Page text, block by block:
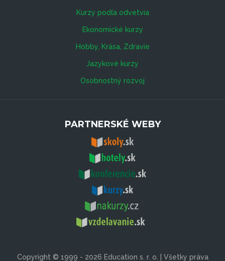
Kurzy podľa odvetvia
Ekonomické kurzy
Hobby, Krása, Zdravie
Jazykové kurzy
Osobnostný rozvoj
PARTNERSKÉ WEBY
Copyright © 1999 - 2026 Education s. r. o. | Všetky práva